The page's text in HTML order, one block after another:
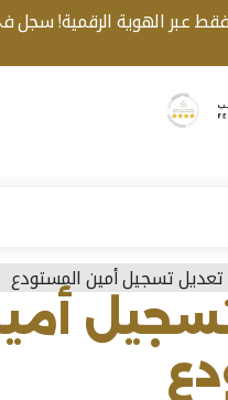
عبر الهوية الرقمية! سجل
Gold star Logo
تعديل تسجيل أمين المستودع